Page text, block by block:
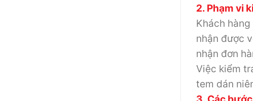
2. Phạm vi
Khách
nhận được
nhận đơn
Việc kiểm
tem dán